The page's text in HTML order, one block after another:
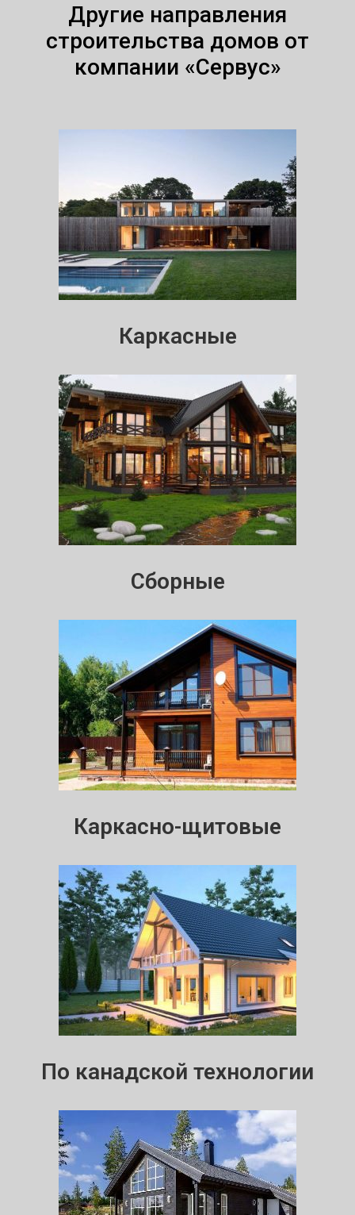
Другие направления
строительства домов от
компании «Сервус»
Каркасные
Сборные
Каркасно-щитовые
По канадской технологии